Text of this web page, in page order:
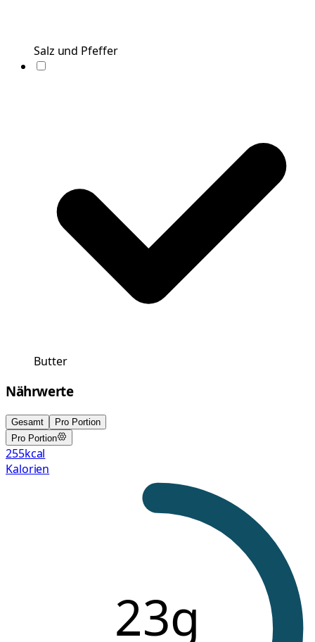
Salz und Pfeffer
Butter
Nährwerte
Gesamt
Pro Portion
Pro Portion
255kcal
Kalorien
23g